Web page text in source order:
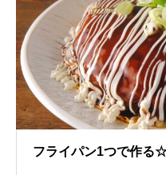
フライパン1つで作る